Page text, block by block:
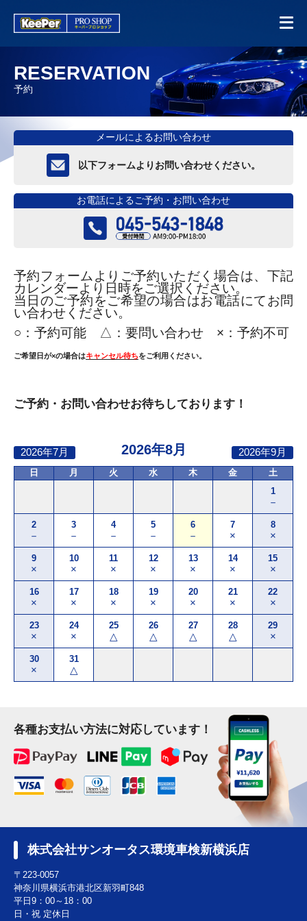
RESERVATION
予約
メールによるお問い合わせ
以下フォームよりお問い合わせください。
お電話によるご予約・お問い合わせ
予約フォームよりご予約いただく場合は、下記
カレンダーより日時をご選択ください。
当日のご予約をご希望の場合はお電話にてお問
い合わせください。
○： 予約可能 △：要問い合わせ ×：予約不可
ご希望日が×の場合はキャンセル待ちをご利用ください。
ご予約・お問い合わせお待ちしております！
2026年8月
日 月 火 水 木 金
土
1
－
2
－
3
－
4
－
5
－
6
－
7
×
8
×
9
×
10
×
11
×
12
×
13
×
14
×
15
×
16
×
17
×
18
×
19
×
20
×
21
×
22
×
23
×
24
×
25
△
26
△
27
△
28
△
29
×
30
×
31
△
2026年7月 2026年9月
各種お支払い方法に対応しています！
株式会社サンオータス環境車検新横浜店
〒223-0057
神奈川県横浜市港北区新羽町848
平日9：00～18：00
日・祝 定休日